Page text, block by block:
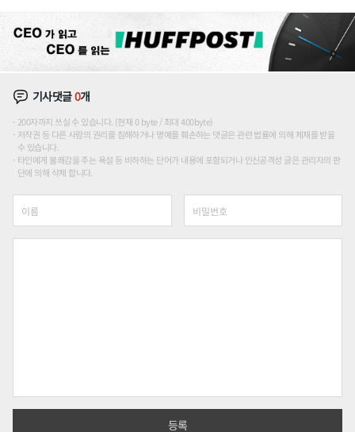
기사댓글0개
200자까지 쓰실 수 있습니다. (현재 0 byte / 최대 400byte)
저작권 등 다른 사람의 권리를 침해하거나 명예를 훼손하는 댓글은 관련 법률에 의해 제재를 받을
수 있습니다.
타인에게 불쾌감을 주는 욕설 등 비하하는 단어가 내용에 포함되거나 인신공격성 글은 관리자의 판
단에 의해 삭제 합니다.